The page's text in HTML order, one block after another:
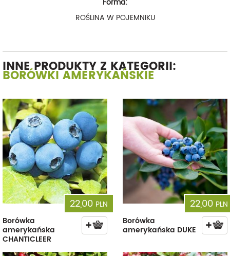
ROŚLINA W POJEMNIKU
INNE PRODUKTY Z KATEGORII:
BORÓWKI AMERYKAŃSKIE
22,00 PLN
Borówka
amerykańska
CHANTICLEER
22,00 PLN
Borówka
amerykańska DUKE